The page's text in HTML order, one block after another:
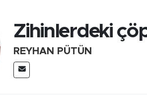
Zihinlerdeki
REYHAN PÜTÜN